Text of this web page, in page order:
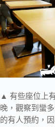
▲ 有些座位上
晚，觀察到蠻
的有人預約，